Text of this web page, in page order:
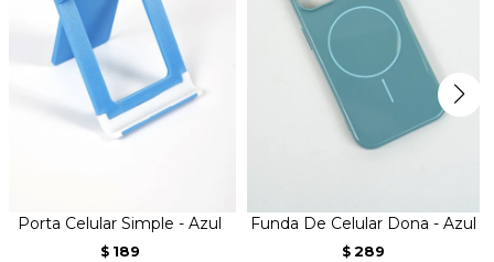
Porta Celular Simple - Azul
$ 189
Funda De Celular Dona - Azul
$ 289